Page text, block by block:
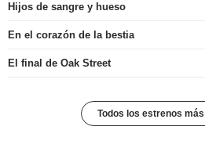
Hijos de sangre y hueso
En el corazón de la bestia
El final de Oak Street
Todos los estrenos